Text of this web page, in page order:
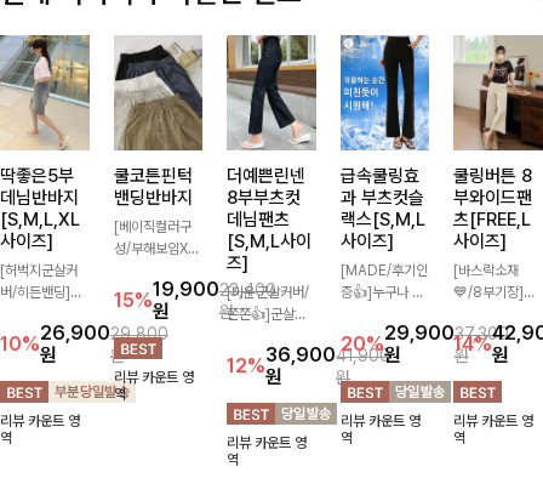
딱좋은5부
데님반바지
[S,M,L,XL
사이즈]
[허벅지군살커
버/히든밴딩]여
와이드핏과 부담
없는 5부 기장
으로 편안하게
즐기기 좋은 데
님 팬츠 ✨ 빈티
지한 워싱감이
10%26,900
원
29,800
원
리뷰 카운트 영
역
쿨코튼핀턱
밴딩반바지
[베이직컬러구
성/부해보임X]
지는 핏으로 편
안하면서도 멋스
럽게 입어지는
밴딩 반바지🤎
넉넉한 포켓 디
테일 더해져 데
15%19,900
원
23,400
원
리뷰 카운트 영
역
더예쁜린넨
8부부츠컷
데님팬츠
[S,M,L사이
즈]
[미운군살커버/
쫀쫀👍]군살을
부츠컷 핏에 발
목이 드러나는
8부 기장으로
다리를 슬림하고
길어보이게 만들
어주며 생지 소
12%36,900
원
41,900
원
리뷰 카운트 영
역
급속쿨링효
과 부츠컷슬
랙스[S,M,L
사이즈]
[MADE/후기인
증👍]누구나 갖
스:)베이직하지
만 부츠컷으로
이쁜 핏 연출은
물론,쫀쫀한 스
판끼로 하루종일
편안하게!
20%29,900
원
37,300
원
리뷰 카운트 영
역
쿨링버튼 8
부와이드팬
츠[FREE,L
사이즈]
[바스락소재
💙/8부기장]사
일이 은은한 포
인트가 되어주는
와이드 팬츠입니
다. 여유롭게 떨
어지는 실루엣과
가볍게 바스락거
14%원
리뷰 카운트 영
역